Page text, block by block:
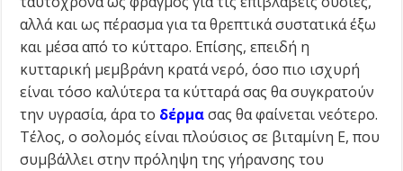
αλλά και ως πέρασμα για τα θρεπτικά συστατικά έξω
και μέσα από το κύτταρο. Επίσης, επειδή η
κυτταρική μεμβράνη κρατά νερό, όσο πιο ισχυρή
είναι τόσο καλύτερα τα κύτταρά σας θα συγκρατούν
την υγρασία, άρα το δέρμασας θα φαίνεται νεότερο.
Τέλος, ο σολομός είναι πλούσιος σε βιταμίνη Ε, που
συμβάλλει στην πρόληψη της γήρανσης του